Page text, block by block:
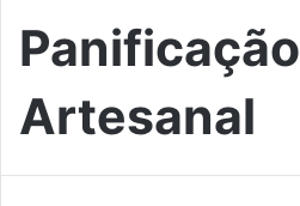
Panificação
Artesanal